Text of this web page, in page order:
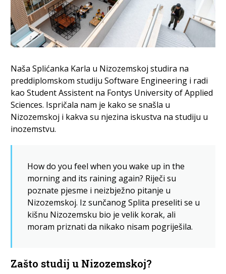
Naša Splićanka Karla u Nizozemskoj studira na
preddiplomskom studiju Software Engineering i radi
kao Student Assistent na Fontys University of Applied
Sciences. Ispričala nam je kako se snašla u
Nizozemskoj i kakva su njezina iskustva na studiju u
inozemstvu.
How do you feel when you wake up in the
morning and its raining again? Riječi su
poznate pjesme i neizbježno pitanje u
Nizozemskoj. Iz sunčanog Splita preseliti se u
kišnu Nizozemsku bio je velik korak, ali
moram priznati da nikako nisam pogriješila.
Zašto studij u Nizozemskoj?